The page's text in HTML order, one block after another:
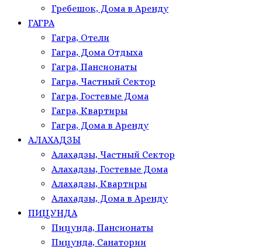
Гребешок, Дома в Аренду
ГАГРА
Гагра, Отели
Гагра, Дома Отдыха
Гагра, Пансионаты
Гагра, Частный Сектор
Гагра, Гостевые Дома
Гагра, Квартиры
Гагра, Дома в Аренду
АЛАХАДЗЫ
Алахадзы, Частный Сектор
Алахадзы, Гостевые Дома
Алахадзы, Квартиры
Алахадзы, Дома в Аренду
ПИЦУНДА
Пицунда, Пансионаты
Пицунда, Санатории